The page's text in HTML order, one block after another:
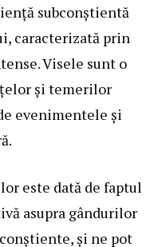
subconștientă
caracterizată prin
Visele sunt o
și temerilor
evenimentele și
este dată de faptul
asupra gândurilor
și ne pot